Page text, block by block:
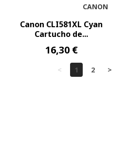
CANON
Canon CLI581XL Cyan
Cartucho de...
16,30 €
< 1 2 >